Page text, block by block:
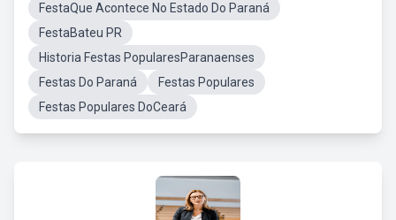
FestaQue Acontece No Estado Do Paraná
FestaBateu PR
Historia Festas PopularesParanaenses
Festas Do Paraná
Festas Populares
Festas Populares DoCeará